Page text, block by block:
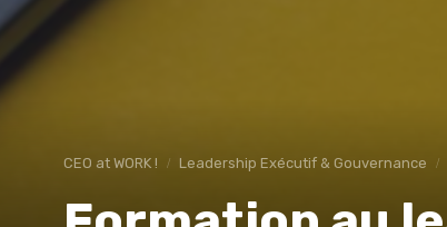
CEO at WORK ! Leadership Exécutif & Gouvernance